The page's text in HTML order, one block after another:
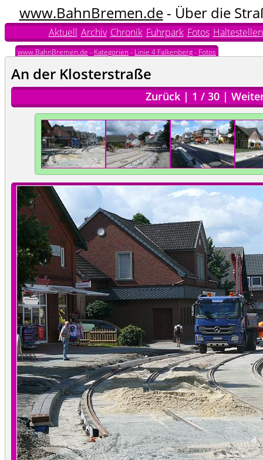
www.BahnBremen.de- Über die
Aktuell Archiv Chronik Fuhrpark Fotos Haltestellen
www.BahnBremen.de - Kategorien - Linie 4 Falkenberg- Fotos
An der Klosterstraße
Zurück | 1 / 30 |